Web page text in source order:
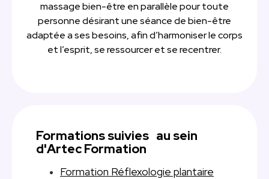
massage bien-être en parallèle pour toute
personne désirant une séance de bien-être
adaptée a ses besoins, afin d’harmoniser le corps
et l’esprit, se ressourcer et se recentrer.
Formations suivies au sein
d'Artec Formation
Formation Réflexologie plantaire